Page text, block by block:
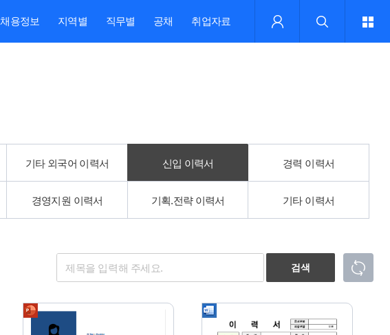
채용정보 지역별 직무별 공채 취업자료
기타 외국어 이력서 신입 이력서 경력 이력서
경영지원 이력서 기획.전략 이력서 기타 이력서
검색